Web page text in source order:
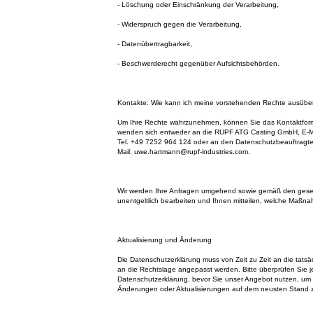
- Löschung oder Einschränkung der Verarbeitung,
- Widerspruch gegen die Verarbeitung,
- Datenübertragbarkeit,
- Beschwerderecht gegenüber Aufsichtsbehörden.
Kontakte: Wie kann ich meine vorstehenden Rechte
Um Ihre Rechte wahrzunehmen, können Sie das
wenden sich entweder an die RUPF ATG Casting GmbH, E-
Tel. +49 7252 964 124 oder an den
Mail: uwe.hartmann@rupf-industries.com.
Wir werden Ihre Anfragen umgehend sowie gemäß den
unentgeltlich bearbeiten und Ihnen mitteilen, welche
Aktualisierung und Änderung
Die Datenschutzerklärung muss von Zeit zu Zeit an die
an die Rechtslage angepasst werden. Bitte überprüfen Sie
Datenschutzerklärung, bevor Sie unser Angebot nutzen, um
Änderungen oder Aktualisierungen auf dem neusten Stand